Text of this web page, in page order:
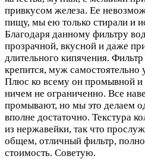
привкусом железа. Ее
пищу, мы ею только стирали и
Благодаря данному фильтру
прозрачной, вкусной и даже
длительного кипячения.
крепится, муж самостоятельно
Плюс ко всему он промывной и
ничем не ограниченно. Все
промывают, но мы это делаем
вполне достаточно. Текстура
из нержавейки, так что
общем, отличный фильтр,
стоимость. Советую.